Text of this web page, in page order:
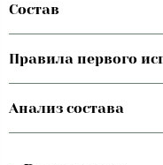
Состав
Правила первого
Анализ состава